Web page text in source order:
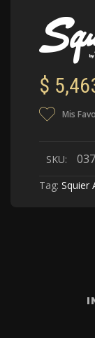
$
Mis
SKU:
Tag: Squier